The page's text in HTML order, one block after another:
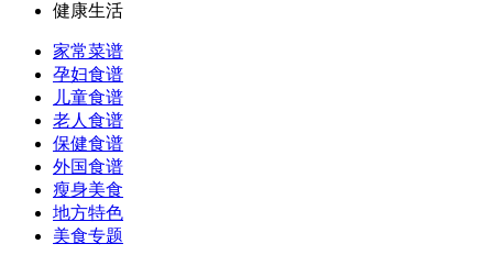
健康生活
家常菜谱
孕妇食谱
儿童食谱
老人食谱
保健食谱
外国食谱
瘦身美食
地方特色
美食专题